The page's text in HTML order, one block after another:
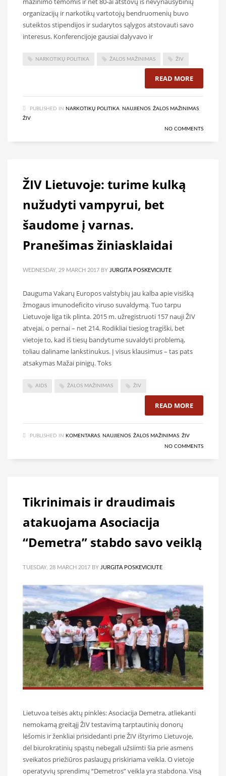
organizacijų ir narkotikų vartotojų bendruomenių buvo
suteiktos stipendijos ir sudarytos sąlygos atstovauti savo
interesus. Konferencijoje gausiai dalyvavo ir
NARKOTIKŲ POLITIKA ŽALOS MAŽINIMAS ŽIV
READ MORE
PUBLISHED IN NARKOTIKŲ POLITIKA, NAUJIENOS, ŽALOS MAŽINIMAS,
ŽIV
NO COMMENTS
ŽIV Lietuvoje: turime kulką
nužudyti vampyrui, bet
šaudome į varnas.
Pranešimas žiniasklaidai
WEDNESDAY, 29 MARCH 2017 BY JURGITA POSKEVICIUTE
Dauguma Vakarų Europos valstybių jau kalba apie visišką
žmogaus imunodeficito viruso suvaldymą. Tuo tarpu
Lietuvoje liga tik plinta. 2015 m. užregistruoti 157 nauji ŽIV
atvejai, o pernai – net 214. Rodikliai tiesiog tragiški, bet
vietoje to, kad iš tiesų bandytume suvaldyti problemą,
toliau daliname lankstinukus. Į visus klausimus – tas pats
atsakymas Mažai pinigų. Toks
AIDS ŽALOS MAŽINIMAS ŽIV
READ MORE
PUBLISHED IN KOMENTARAS NAUJIENOS ŽALOS MAŽINIMAS ŽIV
NO COMMENTS
Tikrinimais ir draudimais
atakuojama Asociacija
“Demetra” stabdo savo veiklą
TUESDAY, 28 MARCH 2017 BY JURGITA POSKEVICIUTE
Lietuvoa teisės aktų pinklės: Asociacija Demetra, atliekanti
nemokamą greitąjį ŽIV testavimą tarptautinių donorų
lėšomis ir ženkliai prisidedanti prie ŽIV ištyrimo Lietuvoje,
dėl biurokratinių spąstų nebegali užsiimti šia prie asmens
sveikatos priežiūros paslaugų priskiriama veikla. O vietoje
operatyvių sprendimų “Demetros” veikla yra stabdona. Visą